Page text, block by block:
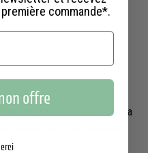
est imaginée et
dans le sud-est de la
commande*.
offre